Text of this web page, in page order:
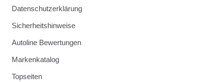
Datenschutzerklärung
Sicherheitshinweise
Autoline Bewertungen
Markenkatalog
Topseiten